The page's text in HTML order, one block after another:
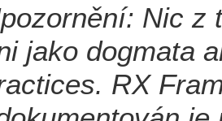
Nic z
jako dogmata
RX